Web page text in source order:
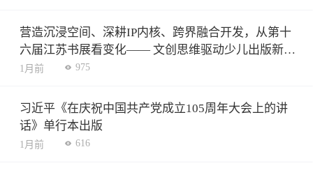
营造沉浸空间、深耕IP内核、跨界融合开发，从第十
六届江苏书展看变化—— 文创思维驱动少儿出版新增
长
1月前 975
习近平《在庆祝中国共产党成立105周年大会上的讲
话》单行本出版
1月前 616